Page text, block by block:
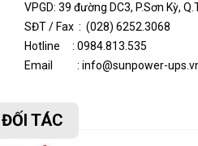
VPGD: 39 đường DC3, P.Sơn Kỳ,
SĐT / Fax : (028) 6252.3068
Hotline : 0984.813.535
Email : info@sunpower-
ĐỐI TÁC